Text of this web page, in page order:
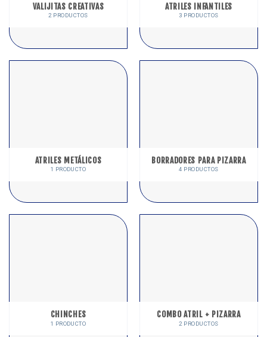
VALIJITAS CREATIVAS
2 PRODUCTOS
ATRILES INFANTILES
3 PRODUCTOS
ATRILES METÁLICOS
1 PRODUCTO
BORRADORES PARA PIZARRA
4 PRODUCTOS
CHINCHES
1 PRODUCTO
COMBO ATRIL + PIZARRA
2 PRODUCTOS